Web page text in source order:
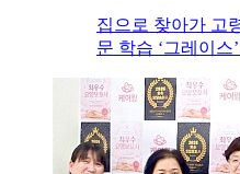
집으로 찾아가 고
문 학습 ‘그레이스’